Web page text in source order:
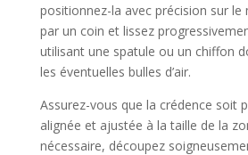
positionnez-la avec précision sur le
par un coin et lissez
utilisant une spatule ou un chiffon
les éventuelles bulles d’air.
Assurez-vous que la crédence soit
alignée et ajustée à la taille de la
nécessaire, découpez